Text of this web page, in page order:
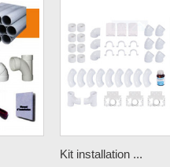
Kit installation ...